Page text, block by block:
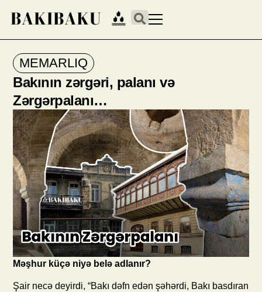
MEMARLIQ
Bakının zərgəri, palanı və
Zərgərpalanı…
Məşhur küçə niyə belə adlanır?
Şair necə deyirdi, “Bakı dəfn edən şəhərdi, Bakı basdıran